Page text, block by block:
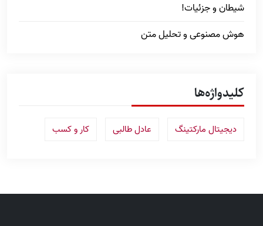
شیطان و جزئیات!
هوش مصنوعی و تحلیل متن
کلیدواژه‌ها
دیجیتال مارکتینگ عادل طالبی کار و کسب